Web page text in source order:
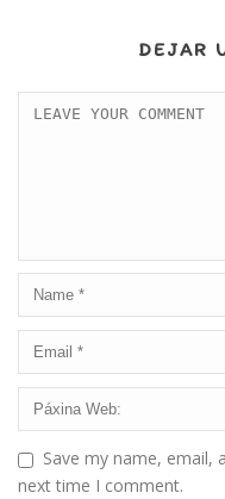
DEJAR
Save my name, email,
next time I comment.